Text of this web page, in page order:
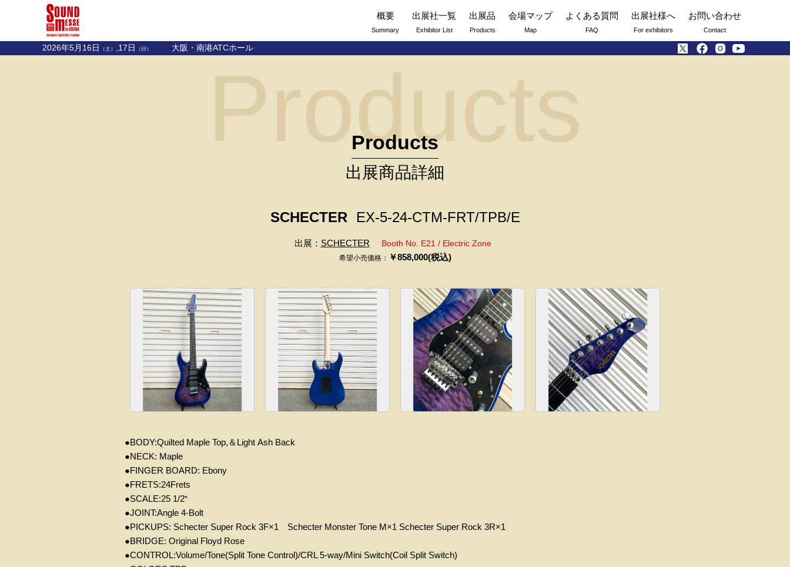
概要
Summary
出展社一覧
Exhibitor List
出展品
Products
会場マップ
Map
よくある質問
FAQ
出展社様へ
For exhibitors
お問い合わせ
Contact
2026年5月16日 （土） ,17日 （日） 大阪・南港ATCホール
Products
Products
出展商品詳細
SCHECTER EX-5-24-CTM-FRT/TPB/E
出展： SCHECTER Booth No. E21 / Electric Zone
希望小売価格： ￥858,000(税込)
●BODY:Quilted Maple Top,＆ Light Ash Back
●NECK: Maple
●FINGER BOARD: Ebony
●FRETS:24Frets
●SCALE:25 1/2‶
●JOINT:Angle 4-Bolt
●PICKUPS: Schecter Super Rock 3F×1 Schecter Monster Tone M×1 Schecter Super Rock 3R×1
●BRIDGE: Original Floyd Rose
●CONTROL:Volume/Tone(Split Tone Control)/CRL 5-way/Mini Switch(Coil Split Switch)